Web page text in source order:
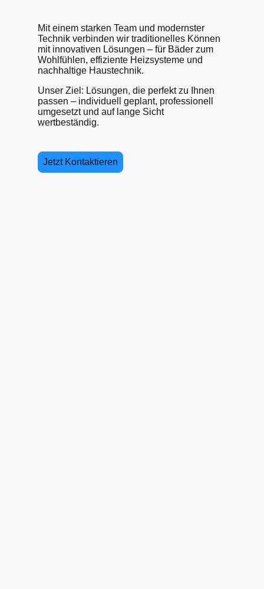
Mit einem starken Team und modernster
Technik verbinden wir traditionelles Können
mit innovativen Lösungen – für Bäder zum
Wohlfühlen, effiziente Heizsysteme und
nachhaltige Haustechnik.
Unser Ziel: Lösungen, die perfekt zu Ihnen
passen – individuell geplant, professionell
umgesetzt und auf lange Sicht
wertbeständig.
Jetzt Kontaktieren